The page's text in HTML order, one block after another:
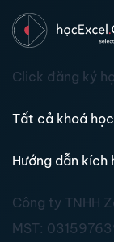
Click đăng ký
Tất cả khoá học
Hướng dẫn kích
Công ty TNHH
MST: